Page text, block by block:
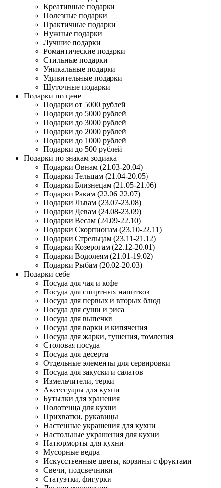
Креативные подарки
Полезные подарки
Практичные подарки
Нужные подарки
Лучшие подарки
Романтические подарки
Стильные подарки
Уникальные подарки
Удивительные подарки
Шуточные подарки
Подарки по цене
Подарки от 5000 рублей
Подарки до 5000 рублей
Подарки до 3000 рублей
Подарки до 2000 рублей
Подарки до 1000 рублей
Подарки до 500 рублей
Подарки по знакам зодиака
Подарки Овнам (21.03-20.04)
Подарки Тельцам (21.04-20.05)
Подарки Близнецам (21.05-21.06)
Подарки Ракам (22.06-22.07)
Подарки Львам (23.07-23.08)
Подарки Девам (24.08-23.09)
Подарки Весам (24.09-22.10)
Подарки Скорпионам (23.10-22.11)
Подарки Стрельцам (23.11-21.12)
Подарки Козерогам (22.12-20.01)
Подарки Водолеям (21.01-19.02)
Подарки Рыбам (20.02-20.03)
Подарки себе
Посуда для чая и кофе
Посуда для спиртных напитков
Посуда для первых и вторых блюд
Посуда для суши и риса
Посуда для выпечки
Посуда для варки и кипячения
Посуда для жарки, тушения, томления
Столовая посуда
Посуда для десерта
Отдельные элементы для сервировки
Посуда для закуски и салатов
Измельчители, терки
Аксессуары для кухни
Бутылки для хранения
Полотенца для кухни
Прихватки, рукавицы
Настенные украшения для кухни
Настольные украшения для кухни
Натюрморты для кухни
Мусорные ведра
Искусственные цветы, корзины с фруктами
Свечи, подсвечники
Статуэтки, фигурки